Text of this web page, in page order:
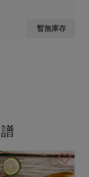
暫無庫存